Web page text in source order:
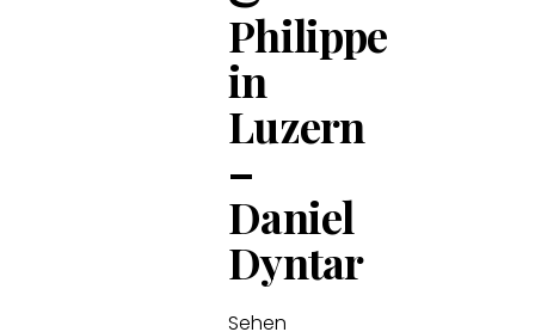
Philippe
in
Luzern
–
Daniel
Dyntar
Sehen